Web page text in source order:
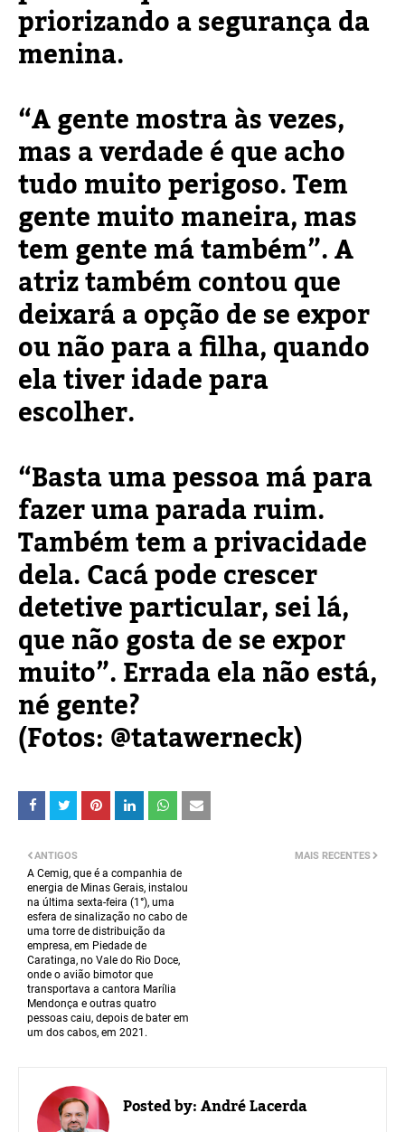
priorizando a segurança da
menina.
“A gente mostra às vezes,
mas a verdade é que acho
tudo muito perigoso. Tem
gente muito maneira, mas
tem gente má também”. A
atriz também contou que
deixará a opção de se expor
ou não para a filha, quando
ela tiver idade para
escolher.
“Basta uma pessoa má para
fazer uma parada ruim.
Também tem a privacidade
dela. Cacá pode crescer
detetive particular, sei lá,
que não gosta de se expor
muito”. Errada ela não está,
né gente?
(Fotos:@tatawerneck)
MAIS RECENTES
ANTIGOS
A Cemig, que é a companhia de
energia de Minas Gerais, instalou
na última sexta-feira (1°), uma
esfera de sinalização no cabo de
uma torre de distribuição da
empresa, em Piedade de
Caratinga, no Vale do Rio Doce,
onde o avião bimotor que
transportava a cantora Marília
Mendonça e outras quatro
pessoas caiu, depois de bater em
um dos cabos, em 2021.
Posted by:André Lacerda